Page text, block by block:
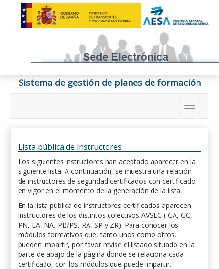
Sistema de gestión de planes de formación
Lista pública de instructores
Los siguientes instructores han aceptado aparecer en la
siguiente lista. A continuación, se muestra una relación
de instructores de seguridad certificados con certificado
en vigor en el momento de la generación de la lista.
En la lista pública de instructores certificados aparecen
instructores de los distintos colectivos AVSEC ( GA, GC,
PN, LA, NA, PB/PS, RA, SP y ZR). Para conocer los
módulos formativos que, tanto unos como otros,
pueden impartir, por favor revise el listado situado en la
parte de abajo de la página donde se relaciona cada
certificado, con los módulos que puede impartir.